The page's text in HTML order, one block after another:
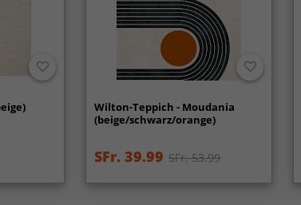
Wilton-Teppich - Moudania
(beige/schwarz/orange)
SFr. 39.99 SFr. 53.99